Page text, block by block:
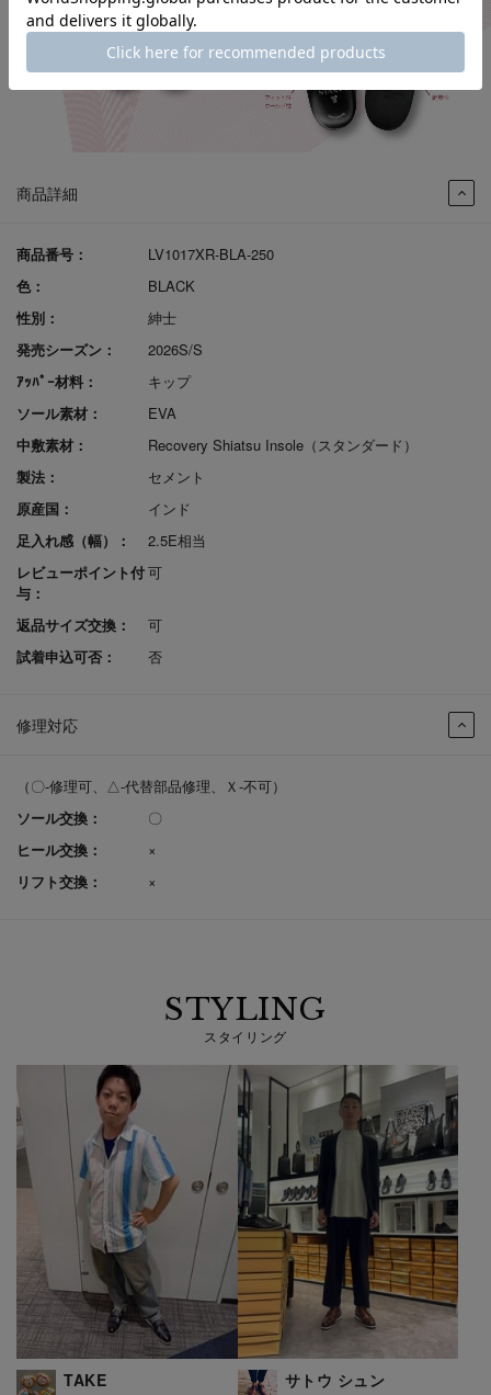
商品詳細
商品番号：
LV1017XR-BLA-250
色：
BLACK
性別：
紳士
発売シーズン：
2026S/S
ｱｯﾊﾟｰ材料：
キップ
ソール素材：
EVA
中敷素材：
Recovery Shiatsu Insole（スタンダード）
製法：
セメント
原産国：
インド
足入れ感（幅）：
2.5E相当
レビューポイント付
与：
可
返品サイズ交換：
可
試着申込可否：
否
修理対応
（〇-修理可、△-代替部品修理、Ｘ-不可）
ソール交換：
〇
ヒール交換：
×
リフト交換：
×
STYLING
スタイリング
TAKE サトウ シュン